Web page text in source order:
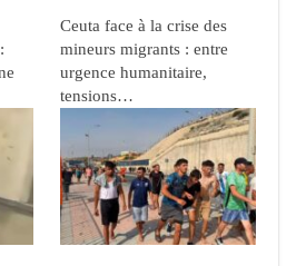
Ceuta face à la crise des
mineurs migrants : entre
urgence humanitaire,
tensions…